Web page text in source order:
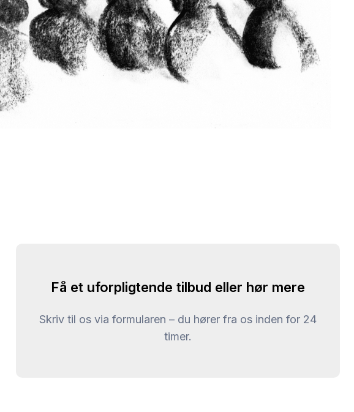
Få et uforpligtende tilbud eller hør mere
Skriv til os via formularen – du hører fra os inden for 24
timer.